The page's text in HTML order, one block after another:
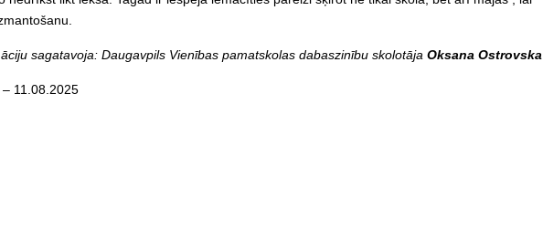
sagatavoja: Daugavpils Vienības pamatskolas dabaszinību skolotāja Oksana Ostrovska
11.08.2025